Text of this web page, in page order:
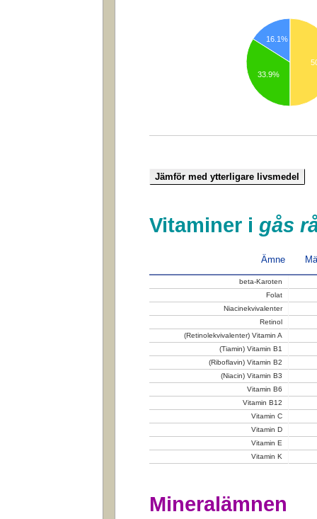
16.1%
33.9%
Vitaminer i gås
Ämne
beta-Karoten
Folat
Niacinekvivalenter
Retinol
(Retinolekvivalenter) Vitamin A
(Tiamin) Vitamin B1
(Riboflavin) Vitamin B2
(Niacin) Vitamin B3
Vitamin B6
Vitamin B12
Vitamin C
Vitamin D
Vitamin E
Vitamin K
Mineralämnen